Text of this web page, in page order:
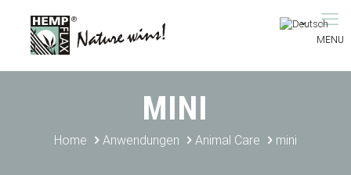
MINI
Home Anwendungen Animal Care mini